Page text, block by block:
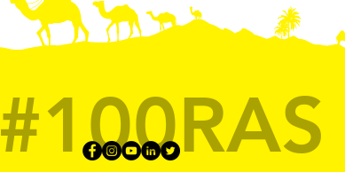
#100RAS